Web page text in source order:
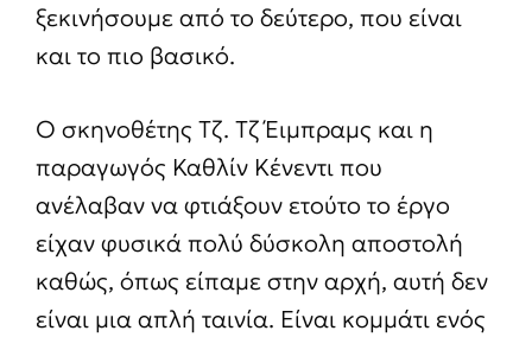
ξεκινήσουμε από το δεύτερο, που είναι
και το πιο βασικό.
Ο σκηνοθέτης Τζ. Τζ Έιμπραμς και η
παραγωγός Καθλίν Κένεντι που
ανέλαβαν να φτιάξουν ετούτο το έργο
είχαν φυσικά πολύ δύσκολη αποστολή
καθώς, όπως είπαμε στην αρχή, αυτή δεν
είναι μια απλή ταινία. Είναι κομμάτι ενός